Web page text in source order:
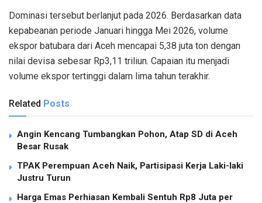
Dominasi tersebut berlanjut pada 2026. Berdasarkan data
kepabeanan periode Januari hingga Mei 2026, volume
ekspor batubara dari Aceh mencapai 5,38 juta ton dengan
nilai devisa sebesar Rp3,11 triliun. Capaian itu menjadi
volume ekspor tertinggi dalam lima tahun terakhir.
Related Posts
Angin Kencang Tumbangkan Pohon, Atap SD di Aceh
Besar Rusak
TPAK Perempuan Aceh Naik, Partisipasi Kerja Laki-laki
Justru Turun
Harga Emas Perhiasan Kembali Sentuh Rp8 Juta per